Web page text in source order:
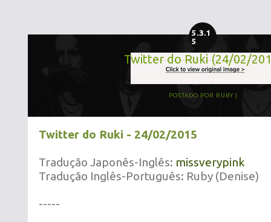
5.3.1
5
Twitter do Ruki (24/02/
POSTADO POR RUBY
Twitter do Ruki - 24/02/2015
Tradução Japonês-Inglês: missverypink
Tradução Inglês-Português: Ruby (Denise)
-----